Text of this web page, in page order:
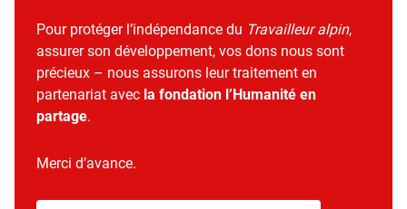
Pour protéger l’indépendance du Travailleur alpin,
assurer son développement, vos dons nous sont
précieux – nous assurons leur traitement en
partenariat avec la fondation l’Humanité en
partage.
Merci d’avance.